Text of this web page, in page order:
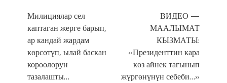
Милициялар сел
каптаган жерге барып,
ар кандай жардам
көрсөтүп, ылай баскан
короолорун
тазалашты…
ВИДЕО —
МААЛЫМАТ
КЫЗМАТЫ:
«Президенттин кара
көз айнек тагынып
жүргөнүнүн себеби…»